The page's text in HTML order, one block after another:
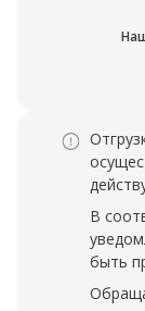
В
быть